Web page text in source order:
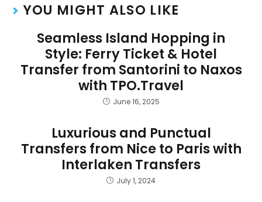
YOU MIGHT ALSO LIKE
Seamless Island Hopping in
Style: Ferry Ticket & Hotel
Transfer from Santorini to Naxos
with TPO.Travel
June 16, 2025
Luxurious and Punctual
Transfers from Nice to Paris with
Interlaken Transfers
July 1, 2024